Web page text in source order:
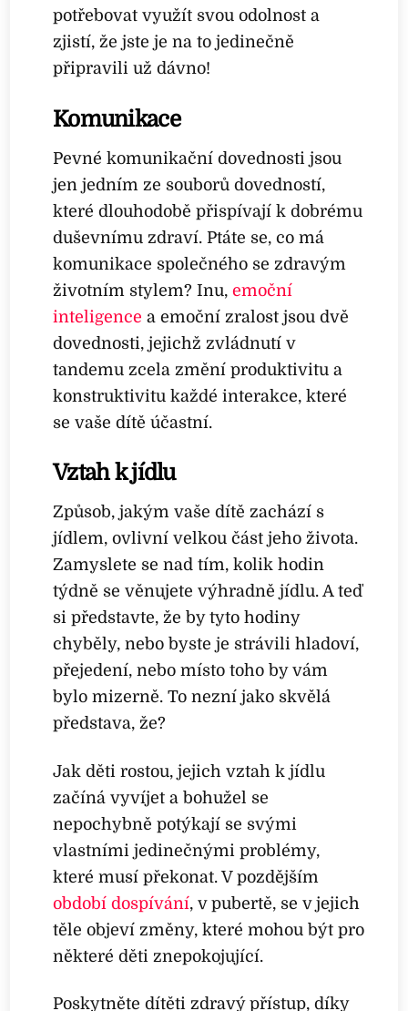
potřebovat využít svou odolnost a
zjistí, že jste je na to jedinečně
připravili už dávno!
Komunikace
Pevné komunikační dovednosti jsou
jen jedním ze souborů dovedností,
které dlouhodobě přispívají k dobrému
duševnímu zdraví. Ptáte se, co má
komunikace společného se zdravým
životním stylem? Inu,emoční
inteligence a emoční zralost jsou dvě
dovednosti, jejichž zvládnutí v
tandemu zcela změní produktivitu a
konstruktivitu každé interakce, které
se vaše dítě účastní.
Vztah k jídlu
Způsob, jakým vaše dítě zachází s
jídlem, ovlivní velkou část jeho života.
Zamyslete se nad tím, kolik hodin
týdně se věnujete výhradně jídlu. A teď
si představte, že by tyto hodiny
chyběly, nebo byste je strávili hladoví,
přejedení, nebo místo toho by vám
bylo mizerně. To nezní jako skvělá
představa, že?
Jak děti rostou, jejich vztah k jídlu
začíná vyvíjet a bohužel se
nepochybně potýkají se svými
vlastními jedinečnými problémy,
které musí překonat. V pozdějším
období dospívání, v pubertě, se v jejich
těle objeví změny, které mohou být pro
některé děti znepokojující.
Poskytněte dítěti zdravý přístup, díky